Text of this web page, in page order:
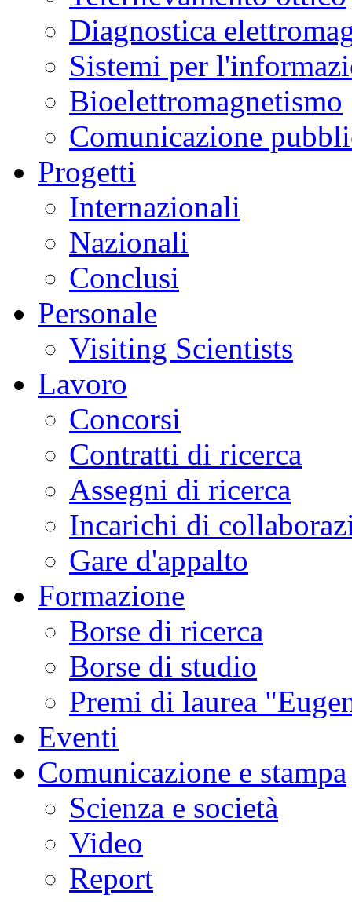
Diagnostica
Sistemi per
Bioelettromagnetismo
Comunicazione
Progetti
Internazionali
Nazionali
Conclusi
Personale
Visiting Scientists
Lavoro
Concorsi
Contratti di ricerca
Assegni di ricerca
Incarichi di
Gare d'appalto
Formazione
Borse di ricerca
Borse di studio
Premi di laurea
Eventi
Comunicazione e stampa
Scienza e società
Video
Report